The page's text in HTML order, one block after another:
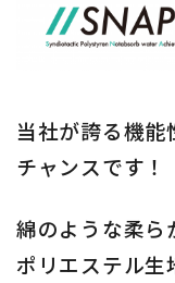
当社が誇る機能
チャンスです！
綿のような柔ら
ポリエステル生